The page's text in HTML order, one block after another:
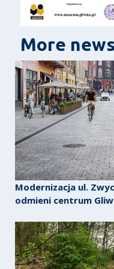
More news
Modernizacja ul.
odmieni centrum